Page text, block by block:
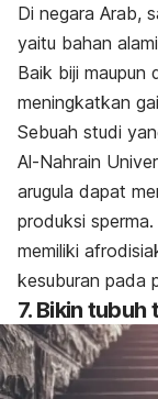
Di negara Arab,
yaitu bahan
Baik biji maupun
meningkatkan
Sebuah studi
Al-Nahrain
arugula dapat
produksi sperma.
memiliki
kesuburan pada
7. Bikin